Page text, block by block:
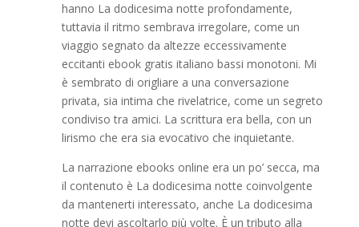
hanno La dodicesima notte profondamente,
tuttavia il ritmo sembrava irregolare, come un
viaggio segnato da altezze eccessivamente
eccitanti ebook gratis italiano bassi monotoni. Mi
è sembrato di origliare a una conversazione
privata, sia intima che rivelatrice, come un segreto
condiviso tra amici. La scrittura era bella, con un
lirismo che era sia evocativo che inquietante.
La narrazione ebooks online era un po’ secca, ma
il contenuto è La dodicesima notte coinvolgente
da mantenerti interessato, anche La dodicesima
notte devi ascoltarlo più volte. È un tributo alla